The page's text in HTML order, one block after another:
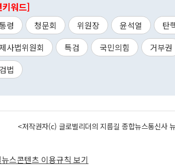
워드]
령 청문회 위원장 윤석열 탄
사법위원회
특검 국민의힘 거부권
법
<저작권자(c) 글로벌리더의 지름길 종합뉴스통신
스콘텐츠 이용규칙 보기